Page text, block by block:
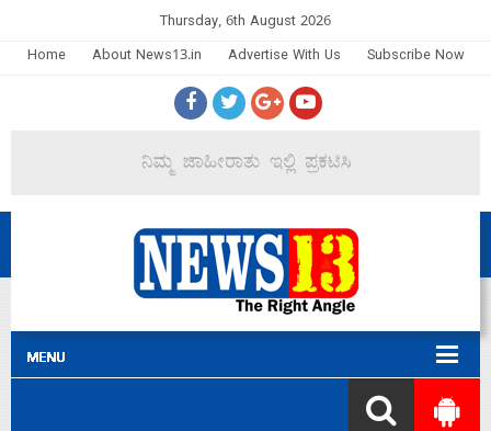
Thursday, 6th August 2026
Home
About News13.in Advertise With Us Subscribe Now